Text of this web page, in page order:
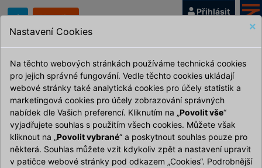
G
Aktuality
Přihlásit
×
Nastavení Cookies
Na těchto webových stránkách používáme technická cookies
pro jejich správné fungování. Vedle těchto cookies ukládají
webové stránky také analytická cookies pro účely statistik a
marketingová cookies pro účely zobrazování správných
nabídek dle Vašich preferencí. Kliknutím na „Povolit vše“
vyjadřujete souhlas s použitím všech cookies. Můžete však
kliknout na „Povolit vybrané“ a poskytnout souhlas pouze pro
některá. Souhlas můžete vzít kdykoliv zpět a nastavení upravit
v patičce webové stránky pod odkazem „Cookies“. Podrobnější